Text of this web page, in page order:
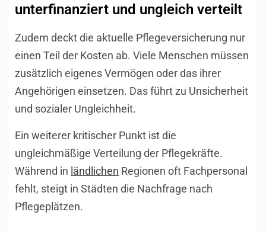
unterfinanziert und ungleich verteilt
Zudem deckt die aktuelle Pflegeversicherung nur
einen Teil der Kosten ab. Viele Menschen müssen
zusätzlich eigenes Vermögen oder das ihrer
Angehörigen einsetzen. Das führt zu Unsicherheit
und sozialer Ungleichheit.
Ein weiterer kritischer Punkt ist die
ungleichmäßige Verteilung der Pflegekräfte.
Während in ländlichen Regionen oft Fachpersonal
fehlt, steigt in Städten die Nachfrage nach
Pflegeplätzen.